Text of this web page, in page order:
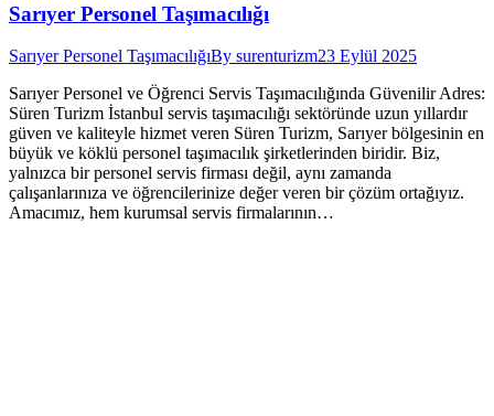
Sarıyer Personel Taşımacılığı
Sarıyer Personel TaşımacılığıBy surenturizm23 Eylül 2025
Sarıyer Personel ve Öğrenci Servis Taşımacılığında Güvenilir Adres:
Süren Turizm İstanbul servis taşımacılığı sektöründe uzun yıllardır
güven ve kaliteyle hizmet veren Süren Turizm, Sarıyer bölgesinin en
büyük ve köklü personel taşımacılık şirketlerinden biridir. Biz,
yalnızca bir personel servis firması değil, aynı zamanda
çalışanlarınıza ve öğrencilerinize değer veren bir çözüm ortağıyız.
Amacımız, hem kurumsal servis firmalarının…